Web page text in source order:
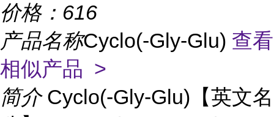
价格： 616
产品名称Cyclo(-Gly-Glu) 查看
相似产品 >
简介 Cyclo(-Gly-Glu)【英文名